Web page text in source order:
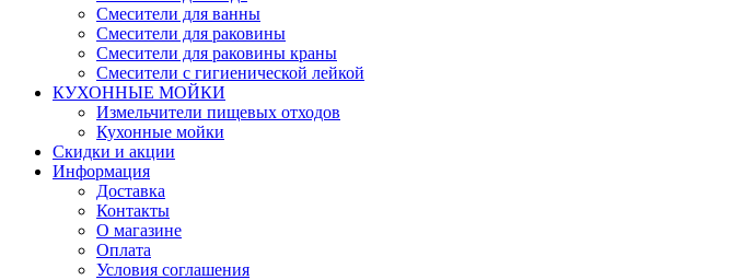
Смесители для ванны
Смесители для раковины
Смесители для раковины краны
Смесители с гигиенической лейкой
КУХОННЫЕ МОЙКИ
Измельчители пищевых отходов
Кухонные мойки
Скидки и акции
Информация
Доставка
Контакты
О магазине
Оплата
Условия соглашения